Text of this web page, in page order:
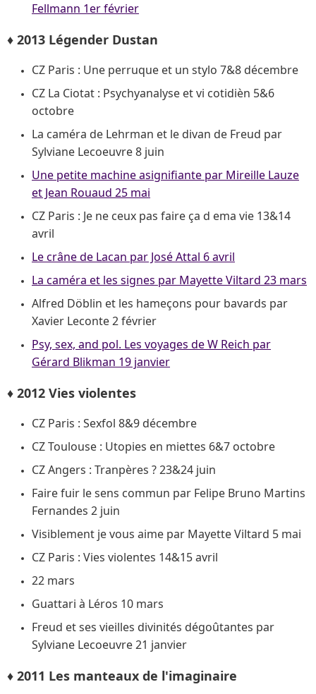
Fellmann 1er février
♦ 2013 Légender Dustan
CZ Paris : Une perruque et un stylo 7&8 décembre
CZ La Ciotat : Psychyanalyse et vi cotidièn 5&6
octobre
La caméra de Lehrman et le divan de Freud par
Sylviane Lecoeuvre 8 juin
Une petite machine asignifiante par Mireille Lauze
et Jean Rouaud 25 mai
CZ Paris : Je ne ceux pas faire ça d ema vie 13&14
avril
Le crâne de Lacan par José Attal 6 avril
La caméra et les signes par Mayette Viltard 23 mars
Alfred Döblin et les hameçons pour bavards par
Xavier Leconte 2 février
Psy, sex, and pol. Les voyages de W Reich par
Gérard Blikman 19 janvier
♦ 2012 Vies violentes
CZ Paris : Sexfol 8&9 décembre
CZ Toulouse : Utopies en miettes 6&7 octobre
CZ Angers : Tranpères ? 23&24 juin
Faire fuir le sens commun par Felipe Bruno Martins
Fernandes 2 juin
Visiblement je vous aime par Mayette Viltard 5 mai
CZ Paris : Vies violentes 14&15 avril
22 mars
Guattari à Léros 10 mars
Freud et ses vieilles divinités dégoûtantes par
Sylviane Lecoeuvre 21 janvier
♦ 2011 Les manteaux de l'imaginaire